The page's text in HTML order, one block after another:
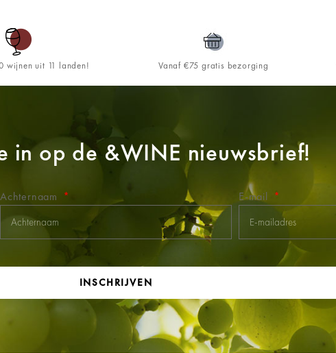
wijnen uit 11 landen! Vanaf €75 gratis bezorging
in op de &WINE nieuwsbrief!
Achternaam E-mail
INSCHRIJVEN